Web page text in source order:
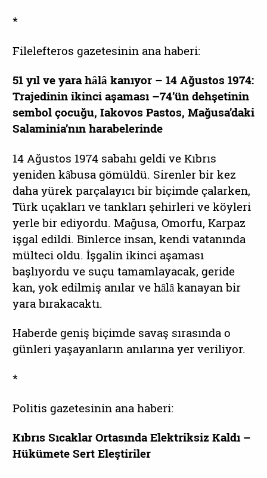
*
Filelefteros gazetesinin ana haberi:
51 yıl ve yara hâlâ kanıyor – 14 Ağustos 1974:
Trajedinin ikinci aşaması –74’ün dehşetinin
sembol çocuğu, Iakovos Pastos, Mağusa’daki
Salaminia’nın harabelerinde
14 Ağustos 1974 sabahı geldi ve Kıbrıs
yeniden kâbusa gömüldü. Sirenler bir kez
daha yürek parçalayıcı bir biçimde çalarken,
Türk uçakları ve tankları şehirleri ve köyleri
yerle bir ediyordu. Mağusa, Omorfu, Karpaz
işgal edildi. Binlerce insan, kendi vatanında
mülteci oldu. İşgalin ikinci aşaması
başlıyordu ve suçu tamamlayacak, geride
kan, yok edilmiş anılar ve hâlâ kanayan bir
yara bırakacaktı.
Haberde geniş biçimde savaş sırasında o
günleri yaşayanların anılarına yer veriliyor.
*
Politis gazetesinin ana haberi:
Kıbrıs Sıcaklar Ortasında Elektriksiz Kaldı –
Hükümete Sert Eleştiriler